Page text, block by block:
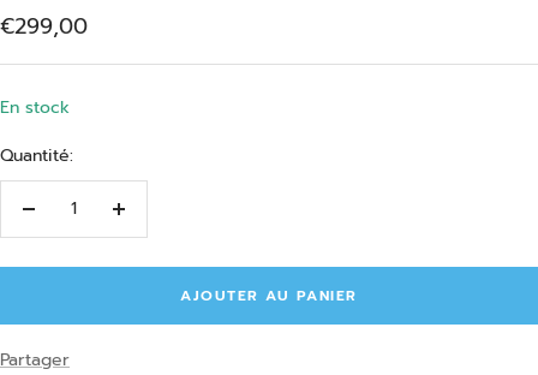
Prix
de
vente
€299,00
En stock
Quantité:
Réduire
Augmenter
AJOUTER AU PANIER
Partager